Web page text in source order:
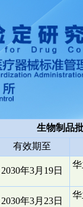
生物制品
有效期至
2030年3月19日
2030年3月23日